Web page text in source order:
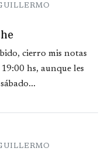
cierro mis notas
hs, aunque les